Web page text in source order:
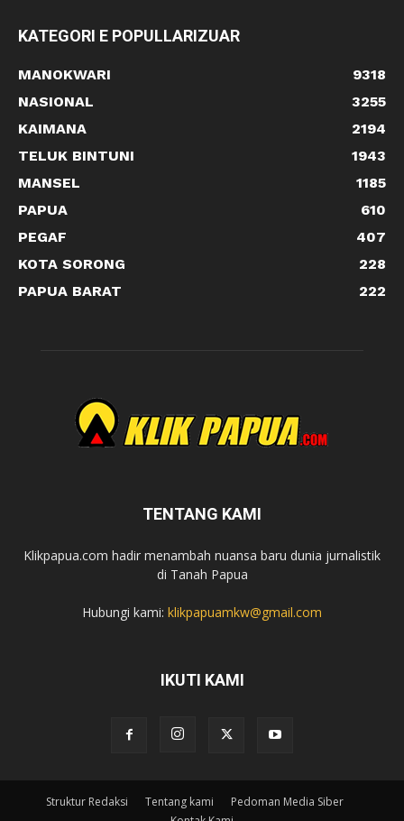
KATEGORI E POPULLARIZUAR
MANOKWARI
9318
NASIONAL
3255
KAIMANA
2194
TELUK BINTUNI
1943
MANSEL
1185
PAPUA
610
PEGAF
407
KOTA SORONG
228
PAPUA BARAT
222
TENTANG KAMI
Klikpapua.com hadir menambah nuansa baru dunia jurnalistik
di Tanah Papua
Hubungi kami: klikpapuamkw@gmail.com
IKUTI KAMI
Struktur Redaksi Tentang kami
Pedoman Media Siber